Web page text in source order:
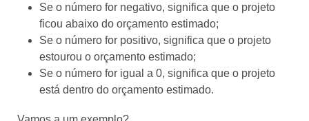
Se o número for negativo, significa que o projeto
ficou abaixo do orçamento estimado;
Se o número for positivo, significa que o projeto
estourou o orçamento estimado;
Se o número for igual a 0, significa que o projeto
está dentro do orçamento estimado.